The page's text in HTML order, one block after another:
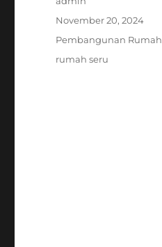
Posted
November 20, 2024
Categories
Pembangunan Rumah
Tags
rumah seru